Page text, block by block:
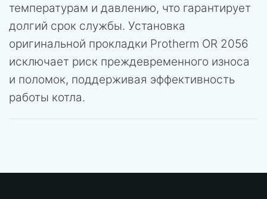
температурам и давлению, что гарантирует
долгий срок службы. Установка
оригинальной прокладки Protherm OR 2056
исключает риск преждевременного износа
и поломок, поддерживая эффективность
работы котла.